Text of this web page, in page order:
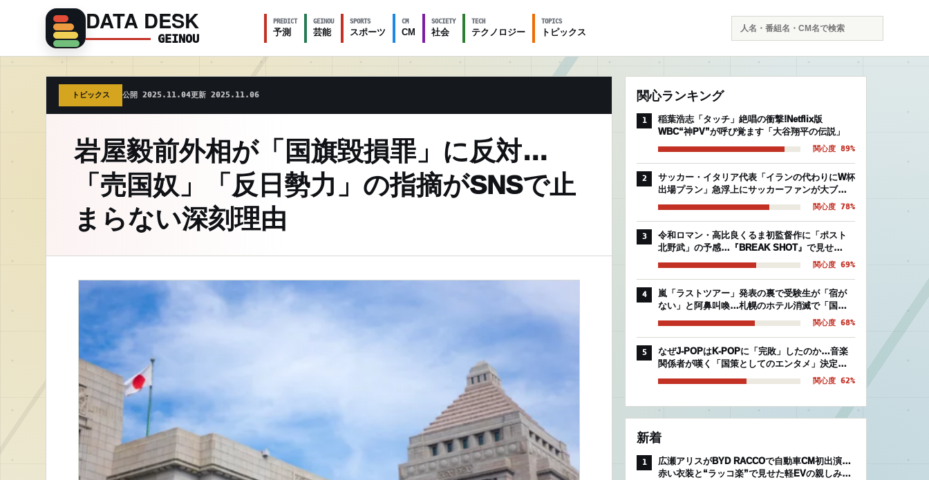
DATA DESK
GEINOU
PREDICT
予測
GEINOU
芸能
SPORTS
スポーツ
CM
CM
SOCIETY
社会
TECH
テクノロジー
TOPICS
トピックス
索
トピックス 公開 2025.11.04更新 2025.11.06
岩屋毅前外相が「国旗毀損罪」に反対…
「売国奴」「反日勢力」の指摘がSNSで止
まらない深刻理由
関心ランキング
1
稲葉浩志「タッチ」絶唱の衝撃!Netflix版
WBC“神PV”が呼び覚ます「大谷翔平の伝説」
関心度 89%
2
サッカー・イタリア代表「イランの代わりにW杯
出場プラン」急浮上にサッカーファンが大ブー
イングの理由
関心度 78%
3
令和ロマン・高比良くるま初監督作に「ポスト
北野武」の予感…『BREAK SHOT』で見せ
た“芸人映画”の異常な完成度
関心度 69%
4
嵐「ラストツアー」発表の裏で受験生が「宿が
ない」と阿鼻叫喚…札幌のホテル消滅で「国立
後期組」を襲う絶望的被害
関心度 68%
5
なぜJ-POPはK-POPに「完敗」したのか…音楽
関係者が嘆く「国策としてのエンタメ」決定的
な温度差
関心度 62%
新着
1
広瀬アリスがBYD RACCOで自動車CM初出演…
赤い衣装と“ラッコ楽”で見せた軽EVの親しみや